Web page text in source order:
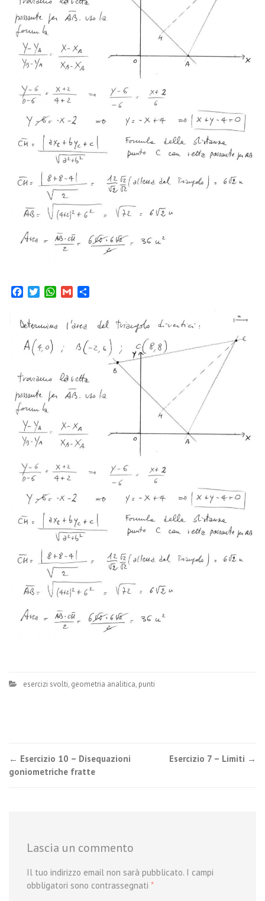
FacebookTwitterWhatsApp
Gmail
esercizi svolti, geometria analitica, punti
Post
navigation
← Esercizio 10 – Disequazioni
goniometriche fratte
Esercizio 7 – Limiti →
Lascia un commento
Il tuo indirizzo email non sarà pubblicato. I campi
obbligatori sono contrassegnati *